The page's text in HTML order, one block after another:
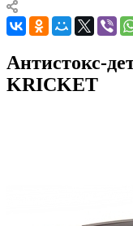
Антистокс-
KRICKET